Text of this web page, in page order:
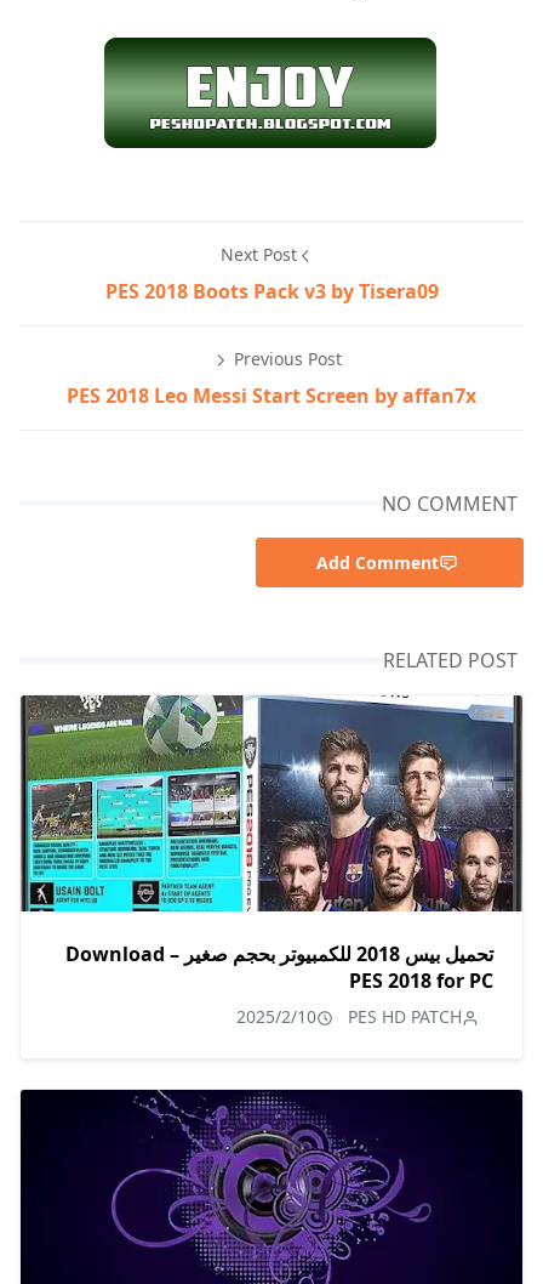
Next Post
PES 2018 Boots Pack v3 by Tisera09
Previous Post
PES 2018 Leo Messi Start Screen by affan7x
NO COMMENT
Add Comment
RELATED POST
تحميل بيس 2018 للكمبيوتر بحجم صغير – Download
PES 2018 for PC
PES HD PATCH
2025/2/10